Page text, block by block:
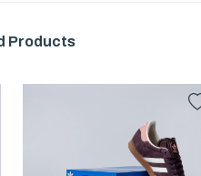
Products